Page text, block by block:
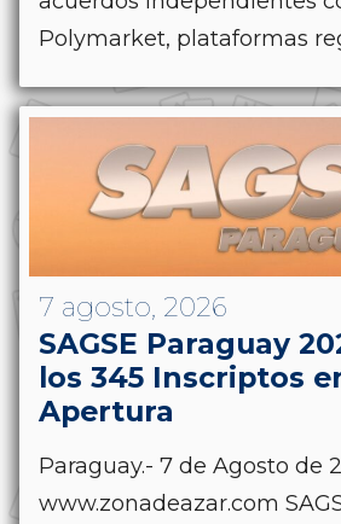
Polymarket, plataformas
7 agosto, 2026
SAGSE Paraguay
los 345 Inscriptos
Apertura
Paraguay.- 7 de Agosto de
www.zonadeazar.com